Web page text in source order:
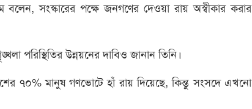
সংস্কারের পক্ষে জনগণের দেওয়া রায় অস্বীকার করার
পরিস্থিতির উন্নয়নের দাবিও জানান তিনি।
৭০% মানুষ গণভোটে হাঁ রায় দিয়েছে, কিন্তু সংসদে এখনো